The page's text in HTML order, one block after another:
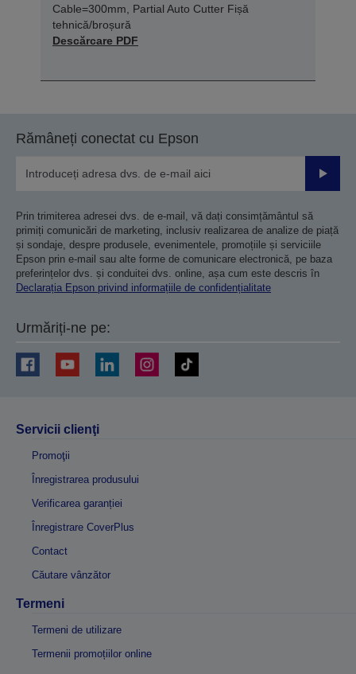
Cable=300mm, Partial Auto Cutter Fișă
tehnică/broșură
Descărcare PDF
Rămâneți conectat cu Epson
Prin trimiterea adresei dvs. de e-mail, vă dați consimțământul să
primiți comunicări de marketing, inclusiv realizarea de analize de piață
și sondaje, despre produsele, evenimentele, promoțiile și serviciile
Epson prin e-mail sau alte forme de comunicare electronică, pe baza
preferințelor dvs. și conduitei dvs. online, așa cum este descris în
Declarația Epson privind informațiile de confidențialitate
Urmăriți-ne pe:
Servicii clienţi
Promoţii
Înregistrarea produsului
Verificarea garanției
Înregistrare CoverPlus
Contact
Căutare vânzător
Termeni
Termeni de utilizare
Termenii promoțiilor online